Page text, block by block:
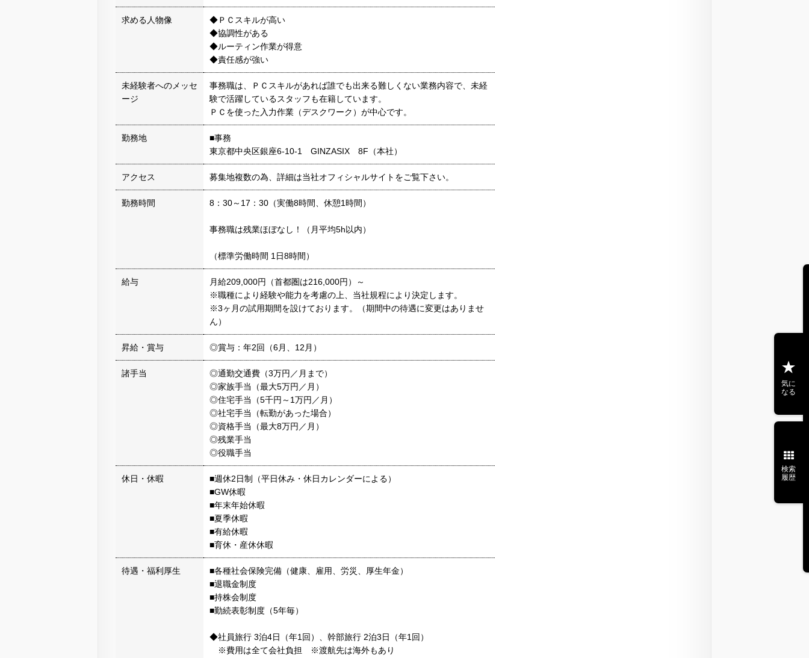
求める人物像
◆ＰＣスキルが高い
◆協調性がある
◆ルーティン作業が得意
◆責任感が強い
未経験者へのメッセ
ージ
事務職は、ＰＣスキルがあれば誰でも出来る難しくない業務内容で、未経
験で活躍しているスタッフも在籍しています。
ＰＣを使った入力作業（デスクワーク）が中心です。
勤務地
■事務
東京都中央区銀座6-10-1 GINZASIX 8F（本社）
アクセス 募集地複数の為、詳細は当社オフィシャルサイトをご覧下さい。
勤務時間 8：30～17：30（実働8時間、休憩1時間）
事務職は残業ほぼなし！（月平均5h以内）
（標準労働時間 1日8時間）
給与
月給209,000円（首都圏は216,000円）～
※職種により経験や能力を考慮の上、当社規程により決定します。
※3ヶ月の試用期間を設けております。（期間中の待遇に変更はありませ
ん）
昇給・賞与 ◎賞与：年2回（6月、12月）
諸手当
◎通勤交通費（3万円／月まで）
◎家族手当（最大5万円／月）
◎住宅手当（5千円～1万円／月）
◎社宅手当（転勤があった場合）
◎資格手当（最大8万円／月）
◎残業手当
◎役職手当
休日・休暇
■週休2日制（平日休み・休日カレンダーによる）
■GW休暇
■年末年始休暇
■夏季休暇
■有給休暇
■育休・産休休暇
待遇・福利厚生
■各種社会保険完備（健康、雇用、労災、厚生年金）
■退職金制度
■持株会制度
■勤続表彰制度（5年毎）
◆社員旅行 3泊4日（年1回）、幹部旅行 2泊3日（年1回）
※費用は全て会社負担 ※渡航先は海外もあり
気に
なる
検索
履歴